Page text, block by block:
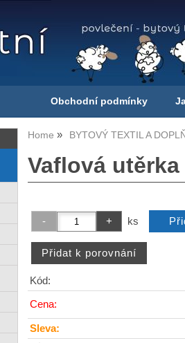
Obchodní podmínky
Home BYTOVÝ TEXTIL A
Vaflová
ks
Kód:
Cena:
Sleva: